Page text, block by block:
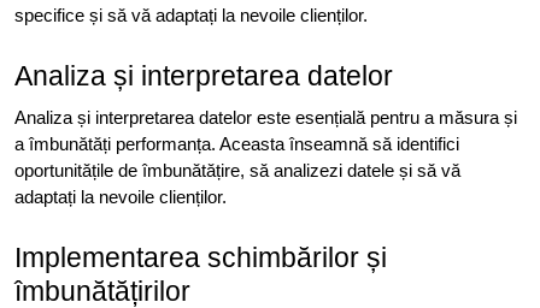
specifice și să vă adaptați la nevoile clienților.
Analiza și interpretarea datelor
Analiza și interpretarea datelor este esențială pentru a măsura și
a îmbunătăți performanța. Aceasta înseamnă să identifici
oportunitățile de îmbunătățire, să analizezi datele și să vă
adaptați la nevoile clienților.
Implementarea schimbărilor și
îmbunătățirilor